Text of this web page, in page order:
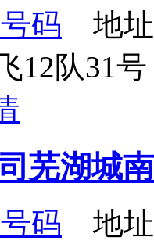
码 地址
12队31号
芜湖城
码 地址